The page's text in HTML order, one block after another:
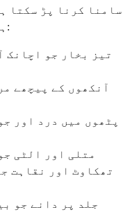
سامنا کرنا پڑ سکتا
ہر کوئی ان سب کا تجربہ نہیں کرتا:
تیز بخار جو اچانک
آنکھوں کے پیچھے
پٹھوں میں درد اور
متلی اور الٹی
تھکاوٹ اور نقاہت
جلد پر دانے جو